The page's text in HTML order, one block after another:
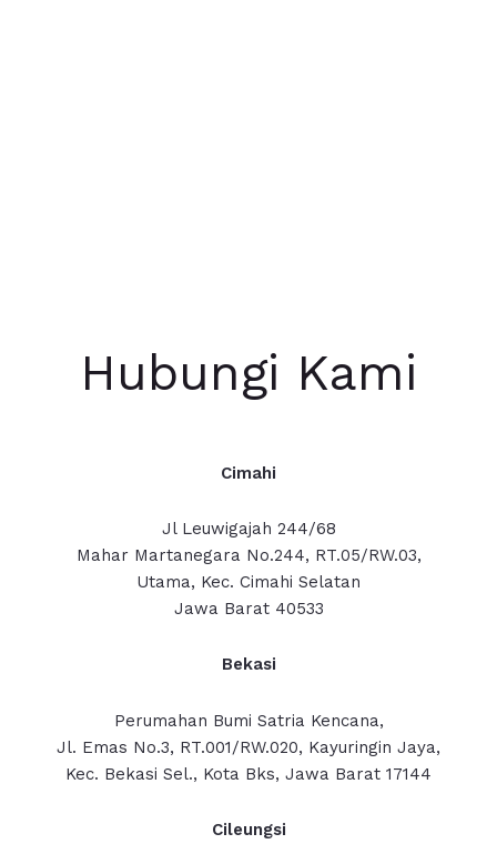
Hubungi Kami
Cimahi
Jl Leuwigajah 244/68
Mahar Martanegara No.244, RT.05/RW.03,
Utama, Kec. Cimahi Selatan
Jawa Barat 40533
Bekasi
Perumahan Bumi Satria Kencana,
Jl. Emas No.3, RT.001/RW.020, Kayuringin Jaya,
Kec. Bekasi Sel., Kota Bks, Jawa Barat 17144
Cileungsi